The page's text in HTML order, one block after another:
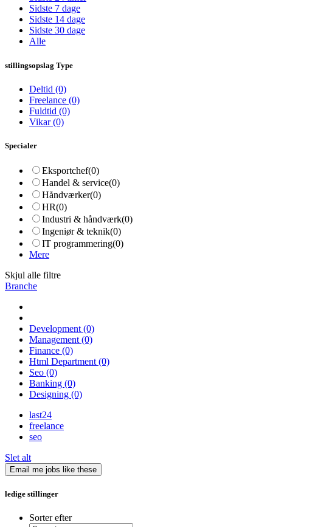
Sidste 7 dage
Sidste 14 dage
Sidste 30 dage
Alle
stillingsopslag Type
Deltid (0)
Freelance (0)
Fuldtid (0)
Vikar(0)
Specialer
Eksportchef(0)
Handel & service(0)
Håndværker(0)
HR(0)
Industri & håndværk(0)
Ingeniør & teknik(0)
IT programmering(0)
Mere
Skjul alle filtre
Branche
Development (0)
Management (0)
Finance (0)
Html Department (0)
Seo (0)
Banking (0)
Designing (0)
last24
freelance
seo
Slet alt
Email me jobs like these
ledige stillinger
Sorter efter